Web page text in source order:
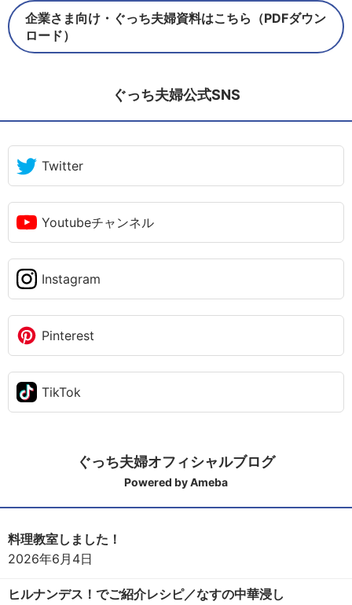
企業さま向け・ぐっち夫婦資料はこちら（PDFダウン
ロード）
ぐっち夫婦公式SNS
Twitter
Youtubeチャンネル
Instagram
Pinterest
TikTok
ぐっち夫婦オフィシャルブログ
Powered by Ameba
料理教室しました！
2026年6月4日
ヒルナンデス！でご紹介レシピ／なすの中華浸し